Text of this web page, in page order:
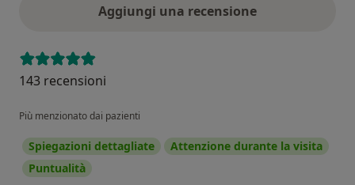
Aggiungi una recensione
143 recensioni
Più menzionato dai pazienti
Spiegazioni dettagliate
Attenzione durante la visita
Puntualità